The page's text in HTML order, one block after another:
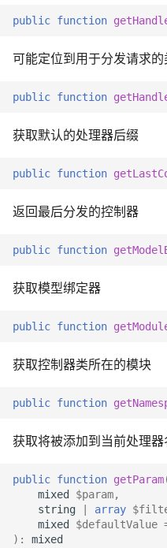
public function
可能定位到用于分发请求的
public function
获取默认的处理器后缀
public function
返回最后分发的控制器
public function
获取模型绑定器
public function
获取控制器类所在的模块
public function
获取将被添加到当前处理
public function getParam
mixed $param,
string
| array
mixed $defaultValue
) : mixed